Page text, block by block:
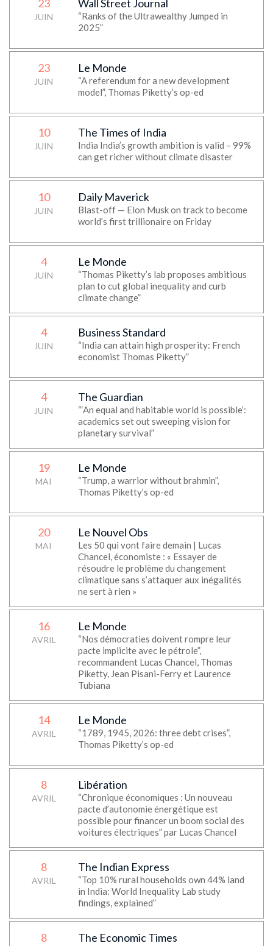
23
JUIN
Wall Street Journal
“Ranks of the Ultrawealthy Jumped in
2025”
23
JUIN
Le Monde
“A referendum for a new development
model”, Thomas Piketty’s op-ed
10
JUIN
The Times of India
India India’s growth ambition is valid – 99%
can get richer without climate disaster
10
JUIN
Daily Maverick
Blast-off — Elon Musk on track to become
world’s first trillionaire on Friday
4
JUIN
Le Monde
“Thomas Piketty’s lab proposes ambitious
plan to cut global inequality and curb
climate change”
4
JUIN
Business Standard
“India can attain high prosperity: French
economist Thomas Piketty”
4
JUIN
The Guardian
“‘An equal and habitable world is possible’:
academics set out sweeping vision for
planetary survival”
19
MAI
Le Monde
“Trump, a warrior without brahmin”,
Thomas Piketty’s op-ed
20
MAI
Le Nouvel Obs
Les 50 qui vont faire demain | Lucas
Chancel, économiste : « Essayer de
résoudre le problème du changement
climatique sans s’attaquer aux inégalités
ne sert à rien »
16
AVRIL
Le Monde
“Nos démocraties doivent rompre leur
pacte implicite avec le pétrole”,
recommandent Lucas Chancel, Thomas
Piketty, Jean Pisani-Ferry et Laurence
Tubiana
14
AVRIL
Le Monde
“1789, 1945, 2026: three debt crises”,
Thomas Piketty’s op-ed
8
AVRIL
Libération
“Chronique économiques : Un nouveau
pacte d’autonomie énergétique est
possible pour financer un boom social des
voitures électriques” par Lucas Chancel
8
AVRIL
The Indian Express
“Top 10% rural households own 44% land
in India: World Inequality Lab study
findings, explained”
8 The Economic Times